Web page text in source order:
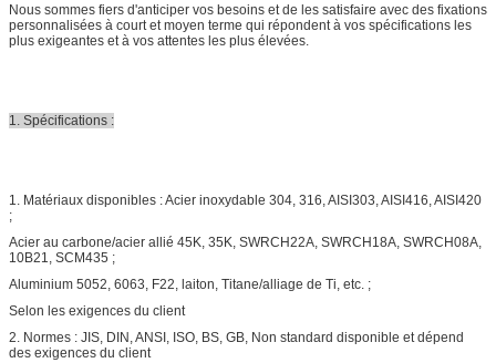
Nous sommes fiers d'anticiper vos besoins et de les satisfaire avec des fixations
personnalisées à court et moyen terme qui répondent à vos spécifications les
plus exigeantes et à vos attentes les plus élevées.
1. Spécifications :
1. Matériaux disponibles : Acier inoxydable 304, 316, AISI303, AISI416, AISI420
;
Acier au carbone/acier allié 45K, 35K, SWRCH22A, SWRCH18A, SWRCH08A,
10B21, SCM435 ;
Aluminium 5052, 6063, F22, laiton, Titane/alliage de Ti, etc. ;
Selon les exigences du client
2. Normes : JIS, DIN, ANSI, ISO, BS, GB, Non standard disponible et dépend
des exigences du client